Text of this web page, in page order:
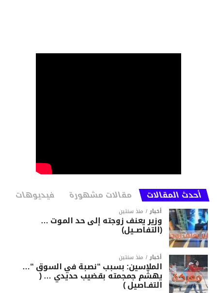
أحدث المقالات مقالات مشهورة فيديوهات
أخبار منذ سنتين
وزير يعنف زوجته إلى حد الموت …
(التفاصــيل)
أخبار منذ سنتين
الملاسين: بسبب “نصبة في السوق “…
يهشّم جمجمته بقضيب حديدي … (
التفـاصيل )